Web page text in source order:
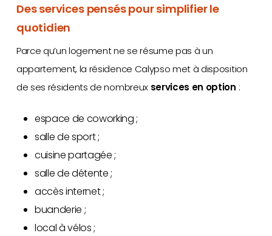
Des services pensés pour simplifier le
quotidien
Parce qu’un logement ne se résume pas à un
appartement, la résidence Calypso met à disposition
de ses résidents de nombreuxservices en option :
espace de coworking ;
salle de sport ;
cuisine partagée ;
salle de détente ;
accès internet ;
buanderie ;
local à vélos ;